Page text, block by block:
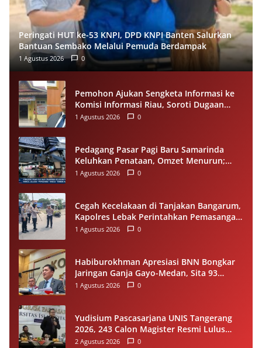
Peringati HUT ke-53 KNPI, DPD KNPI Banten Salurkan
Bantuan Sembako Melalui Pemuda Berdampak
1 Agustus 2026 0
Pemohon Ajukan Sengketa Informasi ke
Komisi Informasi Riau, Soroti Dugaan
Tidak Ditanggapinya Permohonan ke
1 Agustus 2026 0
Pedagang Pasar Pagi Baru Samarinda
Keluhkan Penataan, Omzet Menurun;
Minta Pemkot Evaluasi Distribusi Ruko
1 Agustus 2026 0
Cegah Kecelakaan di Tanjakan Bangarum,
Kapolres Lebak Perintahkan Pemasangan
Rambu Lalu Lintas
1 Agustus 2026 0
Habiburokhman Apresiasi BNN Bongkar
Jaringan Ganja Gayo-Medan, Sita 93
Kilogram di Sumut
1 Agustus 2026 0
Yudisium Pascasarjana UNIS Tangerang
2026, 243 Calon Magister Resmi Lulus
Siap Diwisuda Oktober
2 Agustus 2026 0